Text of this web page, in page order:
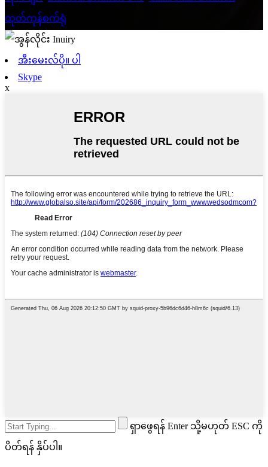
ထုတ်ကုန်စက်ရုံ
အီးမေးလ်ပို။ ပါ
Skype
x
ရှာဖွေရန် Enter သို့မဟုတ် ESC ကို
ပိတ်ရန် နှိပ်ပါ။